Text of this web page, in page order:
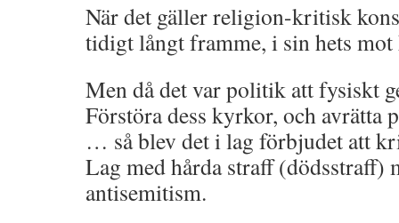
När det gäller religion-kritisk
tidigt långt framme, i sin hets
Men då det var politik att fysiskt
Förstöra dess kyrkor, och avrätta
… så blev det i lag förbjudet att
Lag med hårda straff (dödsstraff)
antisemitism.